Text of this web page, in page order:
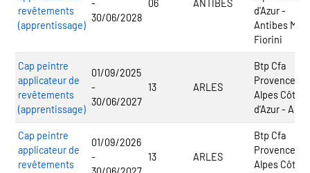
revêtements
(apprentissage)
-
30/06/2028
06 ANTIBES
d'Azur -
Antibes Max
Fiorini
Cap peintre
applicateur de
revêtements
(apprentissage)
01/09/2025
-
30/06/2027
13 ARLES
Btp Cfa
Provence
Alpes Côte
d'Azur - Arles
Cap peintre
applicateur de
revêtements
01/09/2026
-
13 ARLES
Btp Cfa
Provence
Alpes Côte